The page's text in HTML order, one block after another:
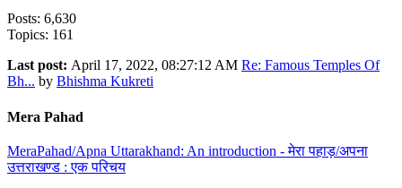
Posts: 6,630
Topics: 161
Last post: April 17, 2022, 08:27:12 AM Re: Famous Temples Of
Bh... by Bhishma Kukreti
Mera Pahad
MeraPahad/Apna Uttarakhand: An introduction - मेरा पहाड़/अपना
उत्तराखण्ड : एक परिचय